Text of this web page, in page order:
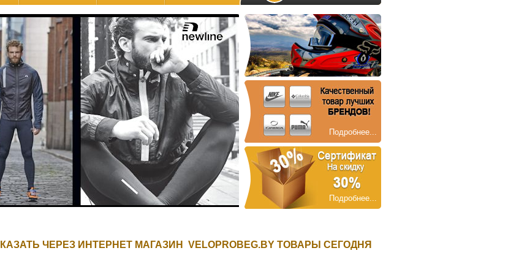
Подробнее...
Подробнее...
ЧЕРЕЗ ИНТЕРНЕТ МАГАЗИН VELOPROBEG.BY ТОВАРЫ СЕГОДНЯ